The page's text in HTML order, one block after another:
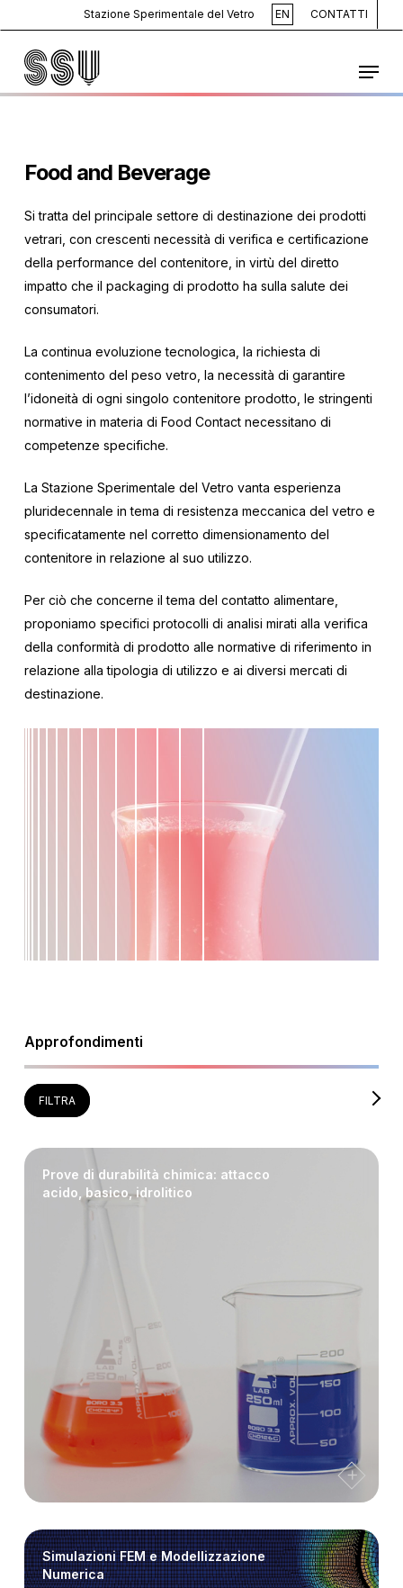
to
main
content
Stazione Sperimentale del Vetro CONTATTI
EN
Menu
Food and Beverage
Si tratta del principale settore di destinazione dei prodotti
vetrari, con crescenti necessità di verifica e certificazione
della performance del contenitore, in virtù del diretto
impatto che il packaging di prodotto ha sulla salute dei
consumatori.
La continua evoluzione tecnologica, la richiesta di
contenimento del peso vetro, la necessità di garantire
l’idoneità di ogni singolo contenitore prodotto, le stringenti
normative in materia di Food Contact necessitano di
competenze specifiche.
La Stazione Sperimentale del Vetro vanta esperienza
pluridecennale in tema di resistenza meccanica del vetro e
specificatamente nel corretto dimensionamento del
contenitore in relazione al suo utilizzo.
Per ciò che concerne il tema del contatto alimentare,
proponiamo specifici protocolli di analisi mirati alla verifica
della conformità di prodotto alle normative di riferimento in
relazione alla tipologia di utilizzo e ai diversi mercati di
destinazione.
Approfondimenti
FILTRA
ANALISI CHIMICHE
ANALISI DELLE DIFETTOSITÀ
PROVE DI RESISTENZA MECCANICA
Prove di durabilità chimica: attacco
acido, basico, idrolitico
Simulazioni FEM e Modellizzazione
Numerica